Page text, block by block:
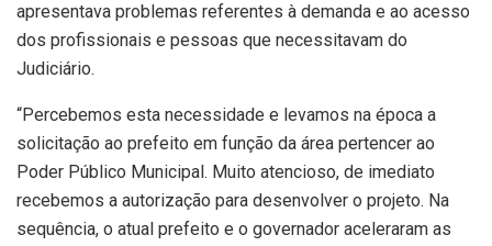
apresentava problemas referentes à demanda e ao acesso
dos profissionais e pessoas que necessitavam do
Judiciário.
“Percebemos esta necessidade e levamos na época a
solicitação ao prefeito em função da área pertencer ao
Poder Público Municipal. Muito atencioso, de imediato
recebemos a autorização para desenvolver o projeto. Na
sequência, o atual prefeito e o governador aceleraram as